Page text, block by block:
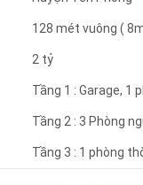
128 mét vuông (
2 tỷ
Tầng 1 : Garage, 1
Tầng 2 : 3 Phòng
Tầng 3 : 1 phòng